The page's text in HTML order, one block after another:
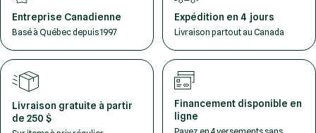
Entreprise Canadienne
Basé à Québec depuis 1997
Expédition en 4 jours
Livraison partout au Canada
Livraison gratuite à partir
de 250 $
Financement disponible en
ligne